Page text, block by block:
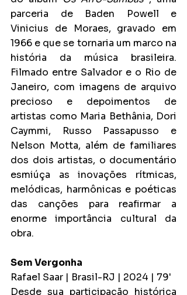
parceria de Baden Powell e
Vinicius de Moraes, gravado em
1966 e que se tornaria um marco na
história da música brasileira.
Filmado entre Salvador e o Rio de
Janeiro, com imagens de arquivo
precioso e depoimentos de
artistas como Maria Bethânia, Dori
Caymmi, Russo Passapusso e
Nelson Motta, além de familiares
dos dois artistas, o documentário
esmiúça as inovações rítmicas,
melódicas, harmônicas e poéticas
das canções para reafirmar a
enorme importância cultural da
obra.
Sem Vergonha
Rafael Saar | Brasil-RJ | 2024 | 79'
Desde sua participação histórica